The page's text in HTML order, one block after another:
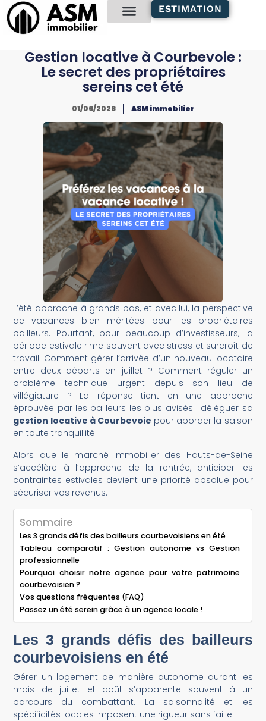
principal
ESTIMATION
Gestion locative à Courbevoie :
Le secret des propriétaires
sereins cet été
01/06/2026 ASM immobilier
L’été approche à grands pas, et avec lui, la perspective
de vacances bien méritées pour les propriétaires
bailleurs. Pourtant, pour beaucoup d’investisseurs, la
période estivale rime souvent avec stress et surcroît de
travail. Comment gérer l’arrivée d’un nouveau locataire
entre deux départs en juillet ? Comment réguler un
problème technique urgent depuis son lieu de
villégiature ? La réponse tient en une approche
éprouvée par les bailleurs les plus avisés : déléguer sa
gestion locative à Courbevoie pour aborder la saison
en toute tranquillité.
Alors que le marché immobilier des Hauts-de-Seine
s’accélère à l’approche de la rentrée, anticiper les
contraintes estivales devient une priorité absolue pour
sécuriser vos revenus.
Sommaire
Les 3 grands défis des bailleurs courbevoisiens en été
Tableau comparatif : Gestion autonome vs Gestion
professionnelle
Pourquoi choisir notre agence pour votre patrimoine
courbevoisien ?
Vos questions fréquentes (FAQ)
Passez un été serein grâce à un agence locale !
Les 3 grands défis des bailleurs
courbevoisiens en été
Gérer un logement de manière autonome durant les
mois de juillet et août s’apparente souvent à un
parcours du combattant. La saisonnalité et les
spécificités locales imposent une rigueur sans faille.